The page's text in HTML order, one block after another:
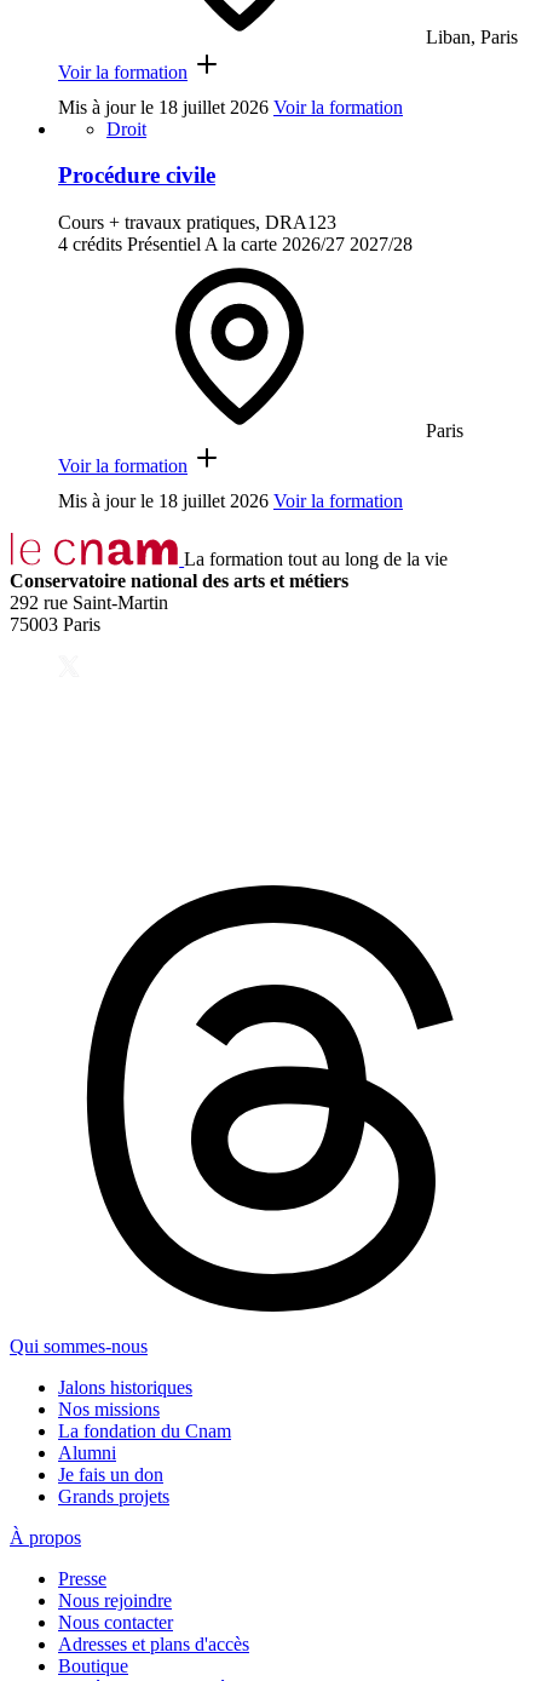
Liban, Paris
Voir la formation
Mis à jour le 18 juillet 2026 Voir la formation
Droit
Procédure civile
Cours + travaux pratiques, DRA123
4 crédits Présentiel A la carte 2026/27 2027/28
Paris
Voir la formation
Mis à jour le 18 juillet 2026 Voir la formation
La formation tout au long de la vie
Conservatoire national des arts et métiers
292 rue Saint-Martin
75003 Paris
Qui sommes-nous
Jalons historiques
Nos missions
La fondation du Cnam
Alumni
Je fais un don
Grands projets
À propos
Presse
Nous rejoindre
Nous contacter
Adresses et plans d'accès
Boutique